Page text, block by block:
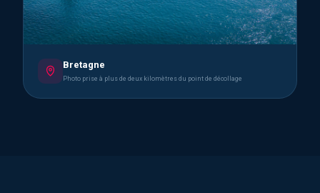
Bretagne
Photo prise à plus de deux kilomètres du point de décollage